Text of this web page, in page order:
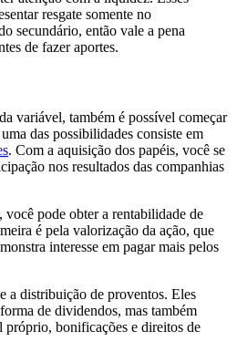
resgate somente no
secundário, então vale a pena
de fazer aportes.
variável, também é possível começar
das possibilidades consiste em
. Com a aquisição dos papéis, você se
nos resultados das companhias
você pode obter a rentabilidade de
é pela valorização da ação, que
interesse em pagar mais pelos
a distribuição de proventos. Eles
de dividendos, mas também
próprio, bonificações e direitos de